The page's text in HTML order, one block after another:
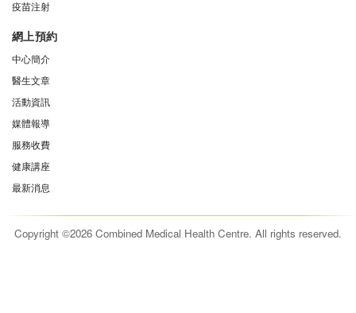
疫苗注射
網上預約
中心簡介
醫生文章
活動資訊
媒體報導
服務收費
健康講座
最新消息
Copyright ©2026 Combined Medical Health Centre. All rights reserved.